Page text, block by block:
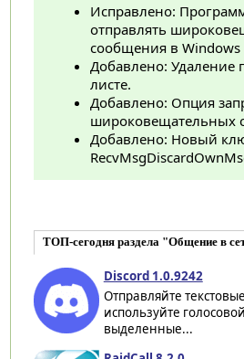
Исправлено:
отправлять
сообщения в Windows
Добавлено: Удаление
листе.
Добавлено: Опция
широковещательных
Добавлено: Новый
ТОП-сегодня раздела "Общение в
Discord 1.0.9242
Отправляйте
используйте
выделенные...